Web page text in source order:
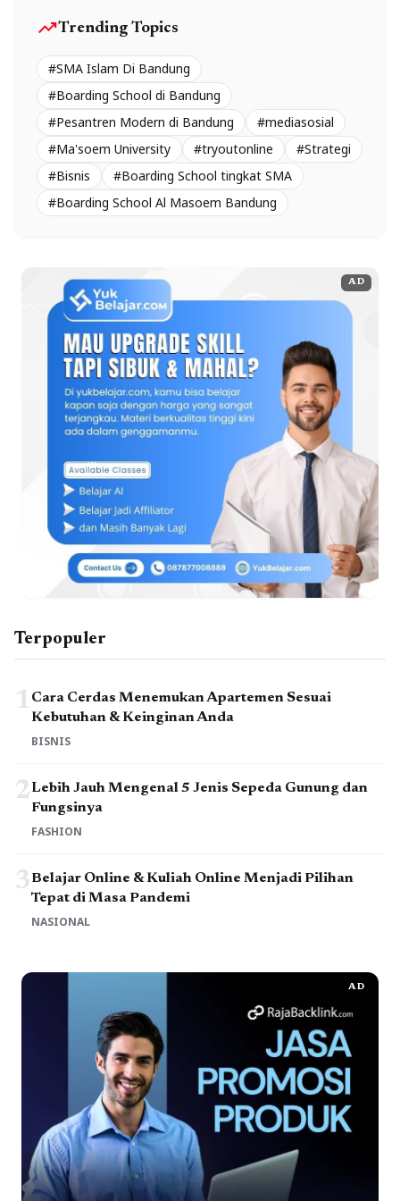
trending_upTrending Topics
#SMA Islam Di Bandung
#Boarding School di Bandung
#Pesantren Modern di Bandung
#mediasosial
#Ma'soem University
#tryoutonline
#Strategi
#Bisnis
#Boarding School tingkat SMA
#Boarding School Al Masoem Bandung
AD
Terpopuler
1 Cara Cerdas Menemukan Apartemen Sesuai
Kebutuhan & Keinginan Anda
BISNIS
2Lebih Jauh Mengenal 5 Jenis Sepeda Gunung dan
Fungsinya
FASHION
3Belajar Online & Kuliah Online Menjadi Pilihan
Tepat di Masa Pandemi
NASIONAL
AD